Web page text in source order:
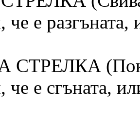
че е
че е сгъната,